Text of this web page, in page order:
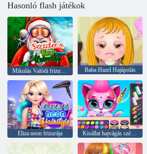
Hasonló flash játékok
Mikulás Valódi frizurák Baba Hazel Hajápolás
Eliza neon frizurája Kisállat hajvágás szépségszalon